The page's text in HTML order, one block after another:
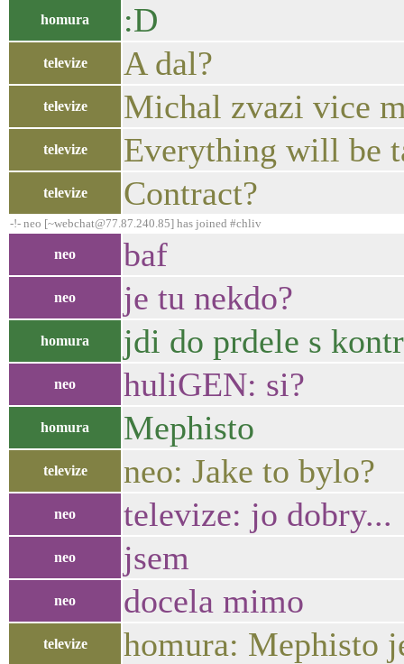
homura :D
televize A dal?
televize Michal zvazi vice
televize Everything will be
televize Contract?
-!- neo [~webchat@77.87.240.85] has joined #chliv
neo baf
neo je tu nekdo?
homura jdi do prdele s
neo huliGEN: si?
homura Mephisto
televize neo: Jake to bylo?
neo televize: jo dobry...
neo jsem
neo docela mimo
televize homura: Mephisto